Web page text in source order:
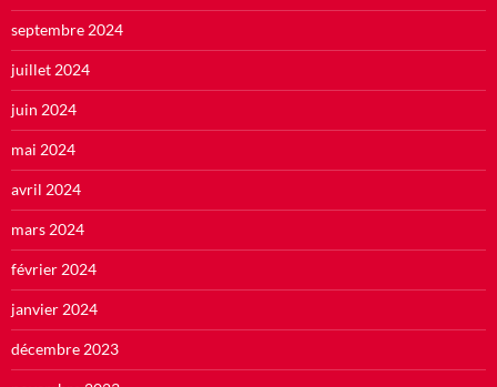
septembre 2024
juillet 2024
juin 2024
mai 2024
avril 2024
mars 2024
février 2024
janvier 2024
décembre 2023